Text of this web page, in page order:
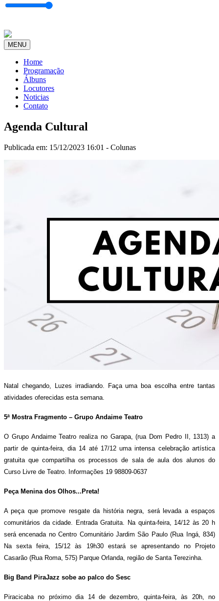
MENU
Home
Programação
Álbuns
Locutores
Noticias
Contato
Agenda Cultural
Publicada em: 15/12/2023 16:01 - Colunas
Natal chegando, Luzes irradiando. Faça uma boa escolha entre tantas
atividades oferecidas esta semana.
5ª Mostra Fragmento – Grupo Andaime Teatro
O Grupo Andaime Teatro realiza no Garapa, (rua Dom Pedro II, 1313) a
partir de quinta-feira, dia 14 até 17/12 uma intensa celebração artística
gratuita que compartilha os processos de sala de aula dos alunos do
Curso Livre de Teatro. Informações 19 98809-0637
Peça Menina dos Olhos...Preta!
A peça que promove resgate da história negra, será levada a espaços
comunitários da cidade. Entrada Gratuita. Na quinta-feira, 14/12 às 20 h
será encenada no Centro Comunitário Jardim São Paulo (Rua Ingá, 834)
Na sexta feira, 15/12 às 19h30 estará se apresentando no Projeto
Casarão (Rua Roma, 575) Parque Orlanda, região de Santa Terezinha.
Big Band PiraJazz sobe ao palco do Sesc
Piracicaba no próximo dia 14 de dezembro, quinta-feira, às 20h, no